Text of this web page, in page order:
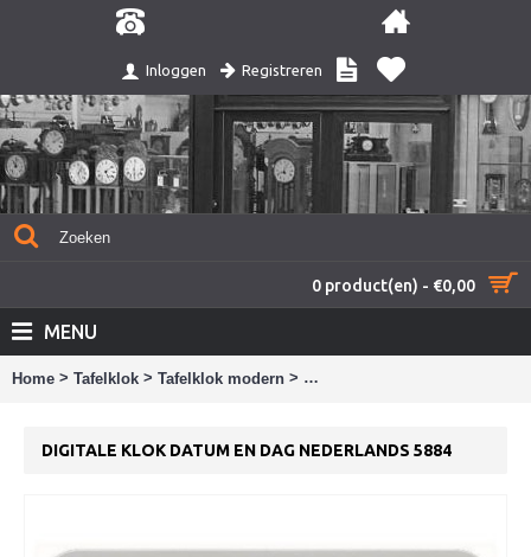
Inloggen Registreren
0 product(en) - €0,00
MENU
Home > Tafelklok > Tafelklok modern > Digitale klok datum en dag
DIGITALE KLOK DATUM EN DAG NEDERLANDS 5884